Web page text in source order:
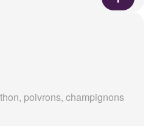
poivrons, champignons